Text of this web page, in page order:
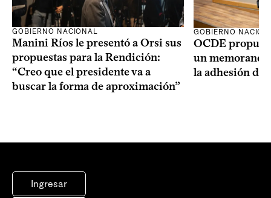
GOBIERNO NACIONAL
Manini Ríos le presentó a Orsi sus
propuestas para la Rendición:
“Creo que el presidente va a
buscar la forma de aproximación”
GOBIERNO
OCDE
un
la adhesión
Ingresar